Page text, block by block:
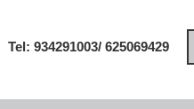
Tel: 934291003/ 625069429